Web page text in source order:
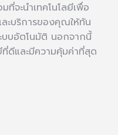
จะนำเทคโนโลยีเพื่อ
ะบริการของคุณให้ทัน
บบอัตโนมัติ นอกจากนี้
ที่ดีและมีความคุ้มค่าที่สุด